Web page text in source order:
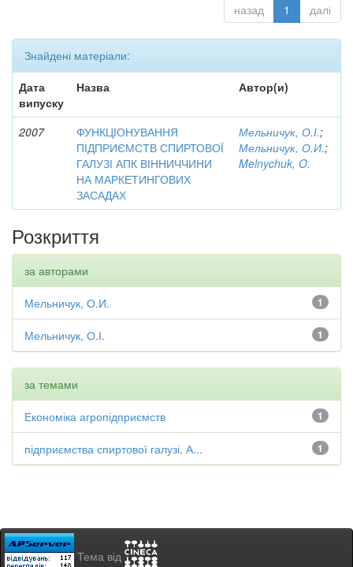
назад 1 далі
Знайдені матеріали:
Дата
випуску
Назва Автор(и)
2007
ФУНКЦІОНУВАННЯ
ПІДПРИЄМСТВ СПИРТОВОЇ
ГАЛУЗІ АПК ВІННИЧЧИНИ
НА МАРКЕТИНГОВИХ
ЗАСАДАХ
Мельничук, О.І.;
Мельничук, О.И.;
Melnychuk, O.
Розкриття
за авторами
1
Мельничук, О.И.
1
Мельничук, О.І.
за темами
1
Економіка агропідприємств
1
підприємства спиртової галузі, А...
Тема від